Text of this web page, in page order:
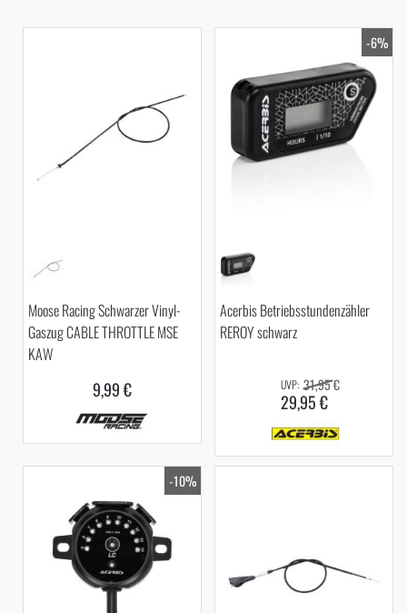
Moose Racing Schwarzer Vinyl-
Gaszug CABLE THROTTLE MSE
KAW
9,99 €
-6%
Acerbis Betriebsstundenzähler
REROY schwarz
29,95 €
31,95 €
-10%